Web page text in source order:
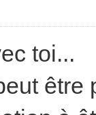
toi...
être